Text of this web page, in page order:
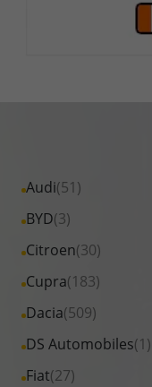
Audi(51)
Alle
Fahrzeuge
Audi
anzeigen
BYD(3)
Alle
Fahrzeuge
BYD
anzeigen
Citroen(30)
Alle
Fahrzeuge
Citroen
anzeigen
Cupra(183)
Alle
Fahrzeuge
Cupra
anzeigen
Dacia(509)
Alle
Fahrzeuge
DS Automobiles(1)
Alle
Fahrzeuge
Fiat(27)
Alle